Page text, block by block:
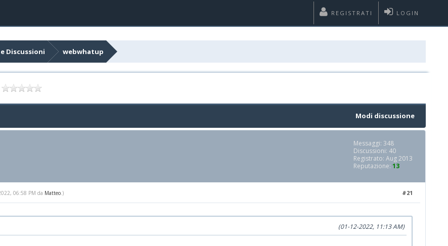
LOGIN
REGISTRATI
Discussioni webwhatup
Modi discussione
Messaggi: 348
Discussioni: 40
Registrato: Aug 2013
Reputazione: 13
#21
06:58 PM da Matteo .)
(01-12-2022, 11:13 AM)